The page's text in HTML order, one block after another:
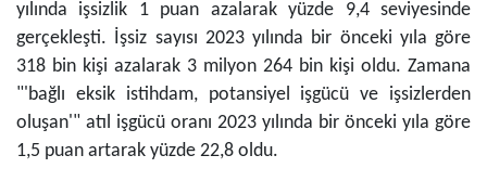
yılında işsizlik 1 puan azalarak yüzde 9,4 seviyesinde
gerçekleşti. İşsiz sayısı 2023 yılında bir önceki yıla göre
318 bin kişi azalarak 3 milyon 264 bin kişi oldu. Zamana
"'bağlı eksik istihdam, potansiyel işgücü ve işsizlerden
oluşan'" atıl işgücü oranı 2023 yılında bir önceki yıla göre
1,5 puan artarak yüzde 22,8 oldu.